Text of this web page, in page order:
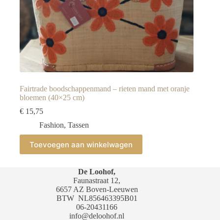
Fairtrade boodschappenmand – rieten mand met oranje
bloemen (40×25 cm)
€ 15,75
Fashion, Tassen
Toevoegen aan winkelwagen
De Loohof,
Faunastraat 12,
6657 AZ Boven-Leeuwen
BTW NL856463395B01
06-20431166
info@deloohof.nl